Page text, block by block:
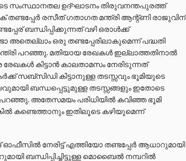
സംസ്ഥാനതല ഉദ്ഘാടനം തിരുവനന്തപുരത്ത്
രസീത് ഗതാഗത മന്ത്രി ആന്റ്ണി രാജുവിന്
ബന്ധിപ്പിക്കുന്നത് വഴി ഒരാൾക്ക്
ഒരു തണ്ടപ്പേരിലാകുമെന്ന് പദ്ധതി
പറ‌ഞ്ഞു. മതിയായ രേഖകൾ ഇല്ലാത്തതിനാൽ
കിട്ടാൻ കാലതാമസം നേരിടുന്നത്
സബ്‍സിഡി കിട്ടാനുള്ള തടസ്സവും ഭൂമിയുടെ
ബന്ധപ്പെട്ടുമുള്ള തടസ്സങ്ങളും ഇതോടെ
പറഞ്ഞു. അതേസമയം പരിധിയിൽ കവിഞ്ഞ ഭൂമി
കണ്ടെത്താനും ഇതിലൂടെ കഴിയുമെന്ന്
നേരിട്ട് എത്തിയോ തണ്ടപ്പേർ ആധാറുമായി
ബന്ധിപ്പിച്ചിട്ടുള്ള മൊബൈൽ നമ്പറിൽ